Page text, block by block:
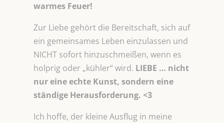
warmes Feuer!
Zur Liebe gehört die Bereitschaft, sich auf
ein gemeinsames Leben einzulassen und
NICHT sofort hinzuschmeißen, wenn es
holprig oder „kühler“ wird. LIEBE … nicht
nur eine echte Kunst, sondern eine
ständige Herausforderung. <3
Ich hoffe, der kleine Ausflug in meine